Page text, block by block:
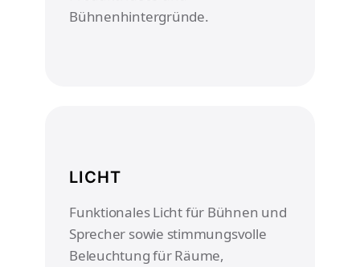
Bühnenhintergründe.
LICHT
Funktionales Licht für Bühnen und
Sprecher sowie stimmungsvolle
Beleuchtung für Räume,